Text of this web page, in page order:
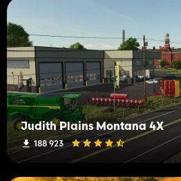
Judith Plains Montana 4X
188 923